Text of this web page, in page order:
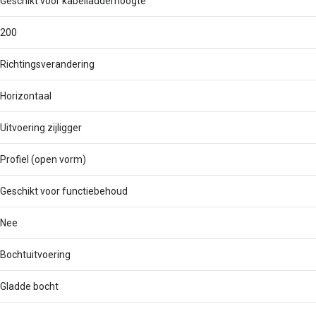
200
Richtingsverandering
Horizontaal
Uitvoering zijligger
Profiel (open vorm)
Geschikt voor functiebehoud
Nee
Bochtuitvoering
Gladde bocht